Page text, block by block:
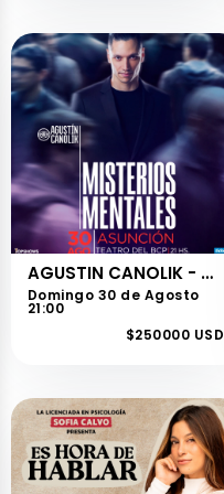
AGUSTIN CANOLIK - MISTERIOS MENTALES
Domingo 30 de Agosto
21:00
$250000 USD